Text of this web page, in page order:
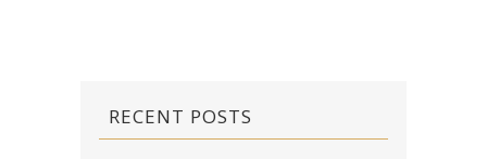
RECENT POSTS